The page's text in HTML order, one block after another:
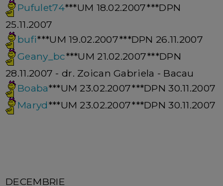
Pufulet74***UM 18.02.2007***DPN
25.11.2007
bufi***UM 19.02.2007***DPN 26.11.2007
Geany_bc***UM 21.02.2007***DPN
28.11.2007 - dr. Zoican Gabriela - Bacau
Boaba***UM 23.02.2007***DPN 30.11.2007
Maryd***UM 23.02.2007***DPN 30.11.2007
DECEMBRIE